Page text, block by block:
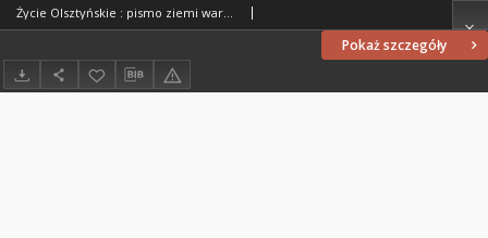
Pokaż szczegóły
Życie Olsztyńskie : pismo ziemi warmińsko-mazurskiej, 1954, nr 28